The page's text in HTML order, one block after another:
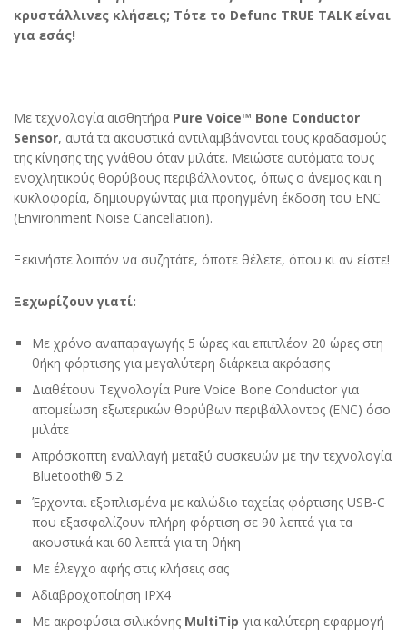
κρυστάλλινες κλήσεις; Τότε το Defunc TRUE TALK είναι
για εσάς!
Με τεχνολογία αισθητήρα Pure Voice™️ Bone Conductor
Sensor, αυτά τα ακουστικά αντιλαμβάνονται τους κραδασμούς
της κίνησης της γνάθου όταν μιλάτε. Μειώστε αυτόματα τους
ενοχλητικούς θορύβους περιβάλλοντος, όπως ο άνεμος και η
κυκλοφορία, δημιουργώντας μια προηγμένη έκδοση του ENC
(Environment Noise Cancellation).
Ξεκινήστε λοιπόν να συζητάτε, όποτε θέλετε, όπου κι αν είστε!
Ξεχωρίζουν γιατί:
Με χρόνο αναπαραγωγής 5 ώρες και επιπλέον 20 ώρες στη
θήκη φόρτισης για μεγαλύτερη διάρκεια ακρόασης
Διαθέτουν Τεχνολογία Pure Voice Bone Conductor για
απομείωση εξωτερικών θορύβων περιβάλλοντος (ENC) όσο
μιλάτε
Απρόσκοπτη εναλλαγή μεταξύ συσκευών με την τεχνολογία
Bluetooth® 5.2
Έρχονται εξοπλισμένα με καλώδιο ταχείας φόρτισης USB-C
που εξασφαλίζουν πλήρη φόρτιση σε 90 λεπτά για τα
ακουστικά και 60 λεπτά για τη θήκη
Με έλεγχο αφής στις κλήσεις σας
Αδιαβροχοποίηση IPX4
Με ακροφύσια σιλικόνης MultiTip για καλύτερη εφαρμογή